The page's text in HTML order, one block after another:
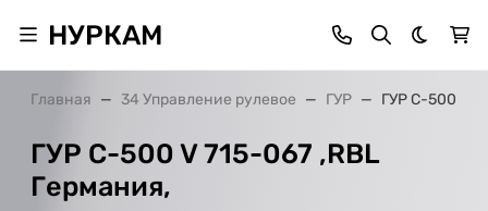
НУРКАМ Темная
Главная 34 Управление рулевое ГУР ГУР C-500 V
ГУР C-500 V 715-067 ,RBL
Германия,